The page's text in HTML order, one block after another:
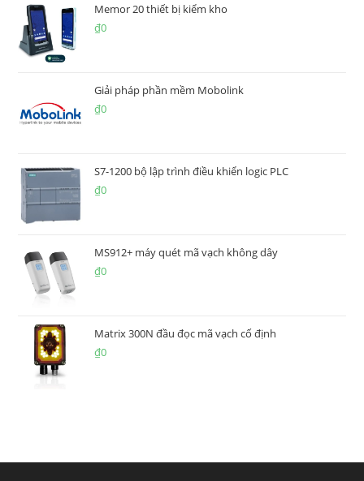
Memor 20 thiết bị kiểm kho
₫0
Giải pháp phần mềm Mobolink
₫0
S7-1200 bộ lập trình điều khiển logic PLC
₫0
MS912+ máy quét mã vạch không dây
₫0
Matrix 300N đầu đọc mã vạch cố định
₫0